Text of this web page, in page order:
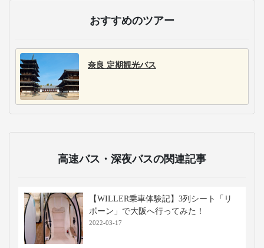
おすすめのツアー
奈良 定期観光バス
高速バス・深夜バスの関連記事
【WILLER乗車体験記】3列シート「リ
ボーン」で大阪へ行ってみた！
2022-03-17